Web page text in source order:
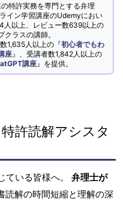
特許実務を専門とする弁理
イン学習講座のUdemyにおい
人以上、レビュー数639以上の
ラスの講師。
1,635人以上の『初心者でもわ
座 』、受講者数1,842人以上の
講座 』を提供。
許読解アシスタ
ている皆様へ。 弁理士が
読解の時間短縮と理解の深